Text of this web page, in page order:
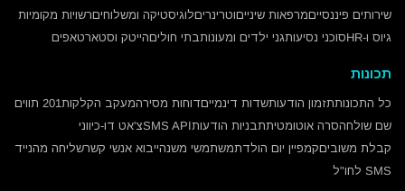
שירותים פיננסייםמרפאות שינייםוטרינריםלוגיסטיקה ומשלוחיםרשויות מקומיות
גיוס ו-HR
סוכני נסיעותגני ילדים ומעונותבתי חוליםהייטק וסטארטאפים
תכונות
כל התכונותתזמון הודעותשדות דינמייםדוחות מסירהמעקב הקלקות201 תווים
שם שולחהסרה אוטומטיתתבניות הודעותSMS APIצ'אט דו-כיווני
קבלת משוביםקמפיין יום הולדתמשתמשי משנהייבוא אנשי קשרשליחה מהנייד
SMS לחו"ל